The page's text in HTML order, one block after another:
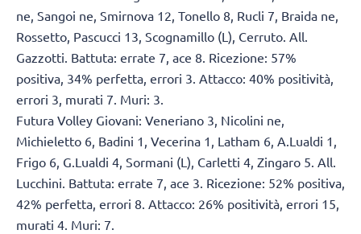
ne, Sangoi ne, Smirnova 12, Tonello 8, Rucli 7, Braida ne,
Rossetto, Pascucci 13, Scognamillo (L), Cerruto. All.
Gazzotti. Battuta: errate 7, ace 8. Ricezione: 57%
positiva, 34% perfetta, errori 3. Attacco: 40% positività,
errori 3, murati 7. Muri: 3.
Futura Volley Giovani: Veneriano 3, Nicolini ne,
Michieletto 6, Badini 1, Vecerina 1, Latham 6, A.Lualdi 1,
Frigo 6, G.Lualdi 4, Sormani (L), Carletti 4, Zingaro 5. All.
Lucchini. Battuta: errate 7, ace 3. Ricezione: 52% positiva,
42% perfetta, errori 8. Attacco: 26% positività, errori 15,
murati 4. Muri: 7.